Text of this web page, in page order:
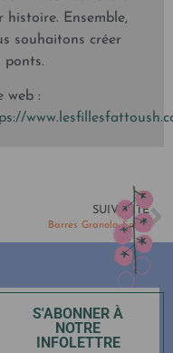
histoire. Ensemble,
souhaitons créer
ponts.
web :
SUIVANTE
Barres Granola Santé
S'ABONNER À
NOTRE
INFOLETTRE